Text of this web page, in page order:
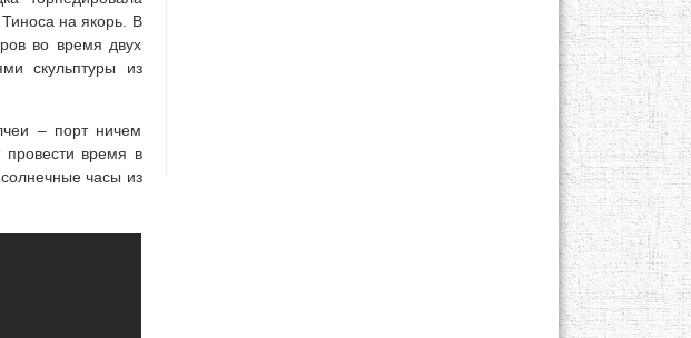
на якорь. В
во время двух
скульптуры из
– порт ничем
провести время в
часы из